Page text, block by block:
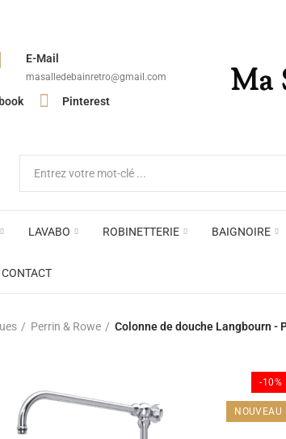
E-Mail
masalledebainretro@gmail.com
Pinterest Ma
LAVABO ROBINETTERIE BAIGNOIRE
Plafonniers
Voir
CONTACT
Appliques
Perrin & Rowe Colonne de douche Langbourn -
-10%
NOUVEAU